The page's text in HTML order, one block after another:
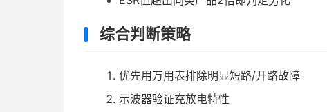
综合判断策略
优先用万用表排除明显短路/开路故障
示波器验证充放电特性